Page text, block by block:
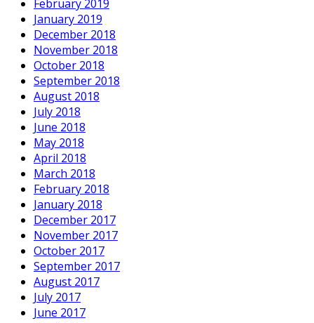
February 2019
January 2019
December 2018
November 2018
October 2018
September 2018
August 2018
July 2018
June 2018
May 2018
April 2018
March 2018
February 2018
January 2018
December 2017
November 2017
October 2017
September 2017
August 2017
July 2017
June 2017